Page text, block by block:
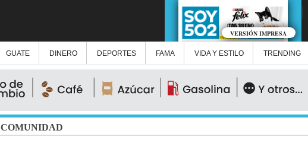
VERSIÓN IMPRESA
GUATE DINERO DEPORTES FAMA VIDA Y ESTILO TRENDING
COMUNIDAD